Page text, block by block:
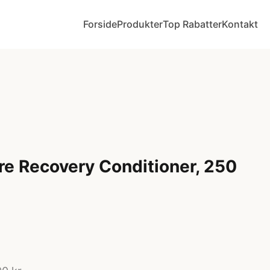
ForsideProdukterTop RabatterKontakt
Recovery Conditioner, 250